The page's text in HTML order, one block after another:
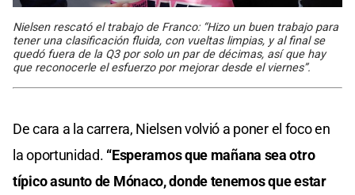
Nielsen rescató el trabajo de Franco: “Hizo un buen trabajo para
tener una clasificación fluida, con vueltas limpias, y al final se
quedó fuera de la Q3 por solo un par de décimas, así que hay
que reconocerle el esfuerzo por mejorar desde el viernes”.
De cara a la carrera, Nielsen volvió a poner el foco en
la oportunidad. “Esperamos que mañana sea otro
típico asunto de Mónaco, donde tenemos que estar